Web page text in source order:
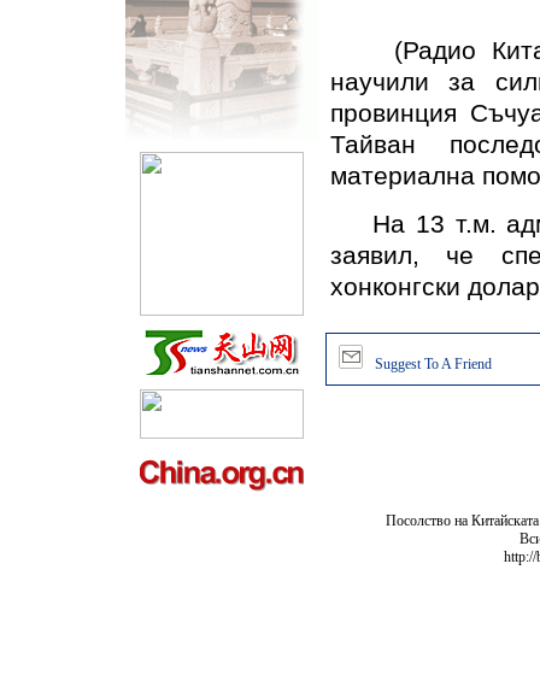
(Радио Китай
научили за
провинция
Тайван
материална
На 13 т.м.
заявил, че
хонконгски
Suggest To A Friend
Посолство на
http://